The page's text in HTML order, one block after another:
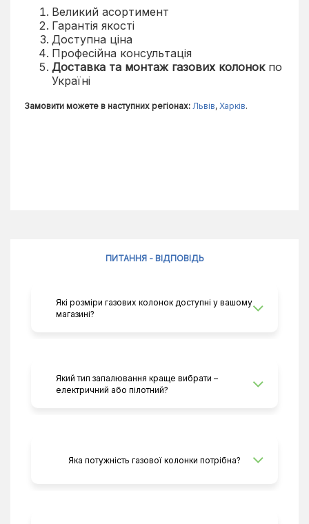
Великий асортимент
Гарантія якості
Доступна ціна
Професійна консультація
Доставка та монтаж газових колонок по
Україні
Замовити можете в наступних регіонах: Львів, Харків.
ПИТАННЯ - ВІДПОВІДЬ
Які розміри газових колонок доступні у вашому
магазині?
Який тип запалювання краще вибрати –
електричний або пілотний?
Яка потужність газової колонки потрібна?